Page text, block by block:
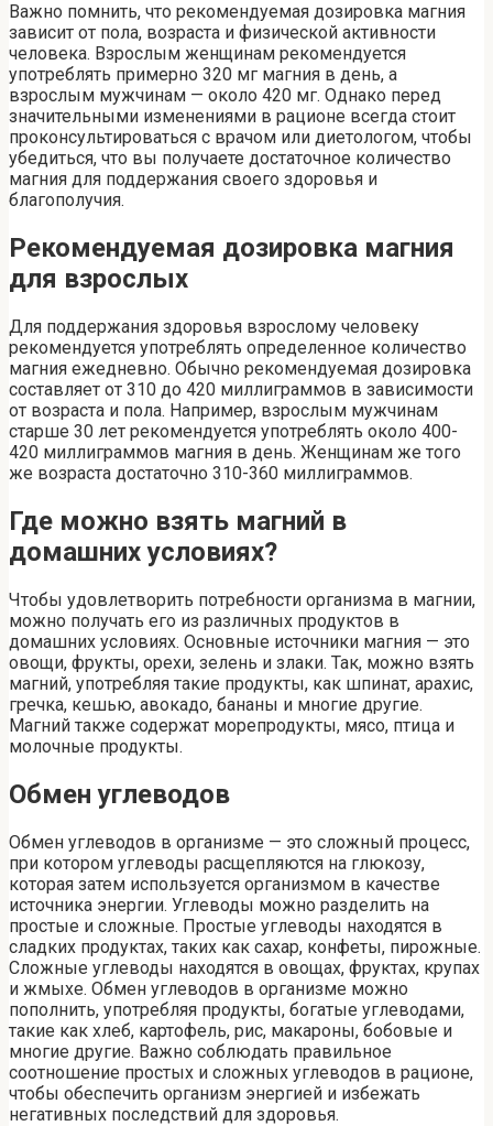
Важно помнить, что рекомендуемая дозировка магния
зависит от пола, возраста и физической активности
человека. Взрослым женщинам рекомендуется
употреблять примерно 320 мг магния в день, а
взрослым мужчинам — около 420 мг. Однако перед
значительными изменениями в рационе всегда стоит
проконсультироваться с врачом или диетологом, чтобы
убедиться, что вы получаете достаточное количество
магния для поддержания своего здоровья и
благополучия.
Рекомендуемая дозировка магния
для взрослых
Для поддержания здоровья взрослому человеку
рекомендуется употреблять определенное количество
магния ежедневно. Обычно рекомендуемая дозировка
составляет от 310 до 420 миллиграммов в зависимости
от возраста и пола. Например, взрослым мужчинам
старше 30 лет рекомендуется употреблять около 400-
420 миллиграммов магния в день. Женщинам же того
же возраста достаточно 310-360 миллиграммов.
Где можно взять магний в
домашних условиях?
Чтобы удовлетворить потребности организма в магнии,
можно получать его из различных продуктов в
домашних условиях. Основные источники магния — это
овощи, фрукты, орехи, зелень и злаки. Так, можно взять
магний, употребляя такие продукты, как шпинат, арахис,
гречка, кешью, авокадо, бананы и многие другие.
Магний также содержат морепродукты, мясо, птица и
молочные продукты.
Обмен углеводов
Обмен углеводов в организме — это сложный процесс,
при котором углеводы расщепляются на глюкозу,
которая затем используется организмом в качестве
источника энергии. Углеводы можно разделить на
простые и сложные. Простые углеводы находятся в
сладких продуктах, таких как сахар, конфеты, пирожные.
Сложные углеводы находятся в овощах, фруктах, крупах
и жмыхе. Обмен углеводов в организме можно
пополнить, употребляя продукты, богатые углеводами,
такие как хлеб, картофель, рис, макароны, бобовые и
многие другие. Важно соблюдать правильное
соотношение простых и сложных углеводов в рационе,
чтобы обеспечить организм энергией и избежать
негативных последствий для здоровья.